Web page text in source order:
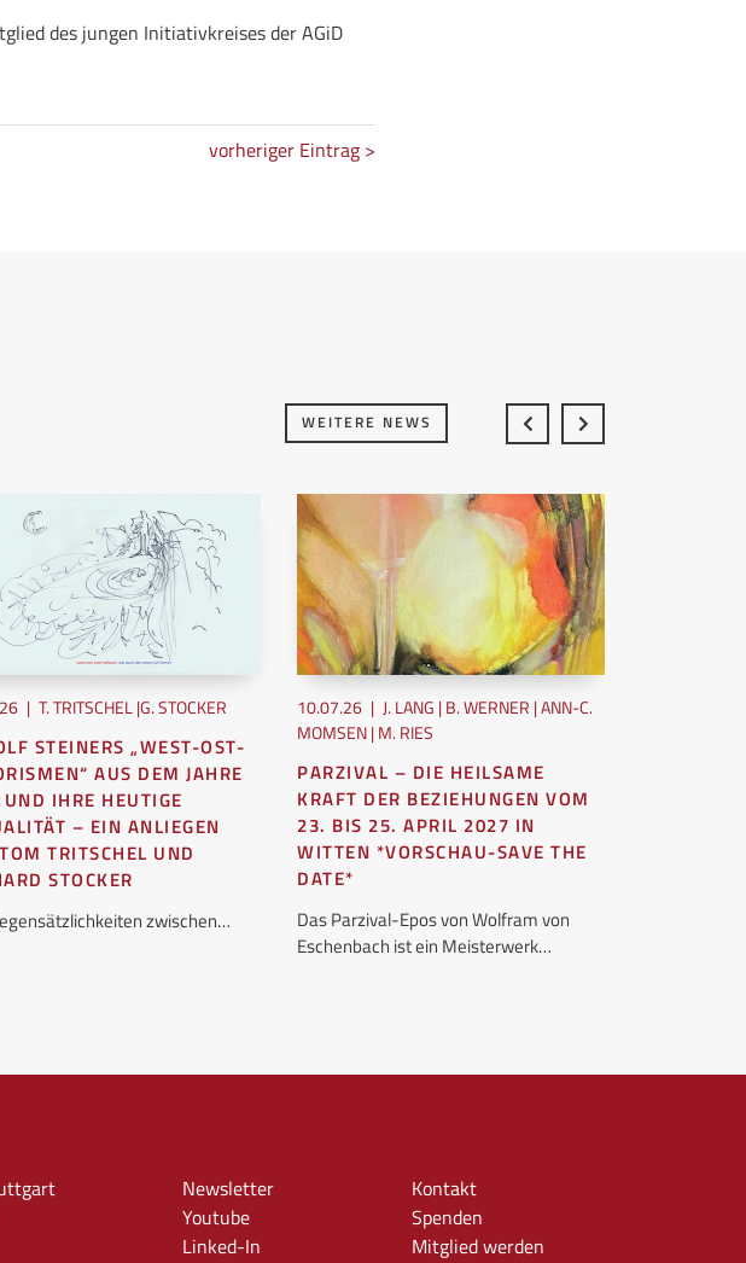
des jungen Initiativkreises der AGiD
vorheriger Eintrag >
| T. TRITSCHEL |G. STOCKER
STEINERS „WEST-OST-
AUS DEM JAHRE
IHRE HEUTIGE
– EIN ANLIEGEN
TRITSCHEL UND
STOCKER
zwischen…
10.07.26 | J. LANG | B. WERNER | ANN-C.
MOMSEN | M. RIES
PARZIVAL – DIE HEILSAME
KRAFT DER BEZIEHUNGEN VOM
23. BIS 25. APRIL 2027 IN
WITTEN *VORSCHAU-SAVE THE
DATE*
Das Parzival-Epos von Wolfram von
Eschenbach ist ein Meisterwerk…
WEITERE NEWS
Newsletter
Youtube
Linked-In
Kontakt
Spenden
Mitglied werden